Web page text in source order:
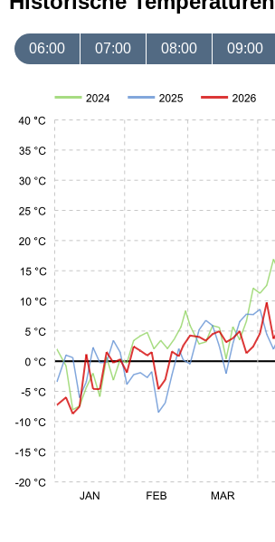
06:00 07:00 08:00 09:00